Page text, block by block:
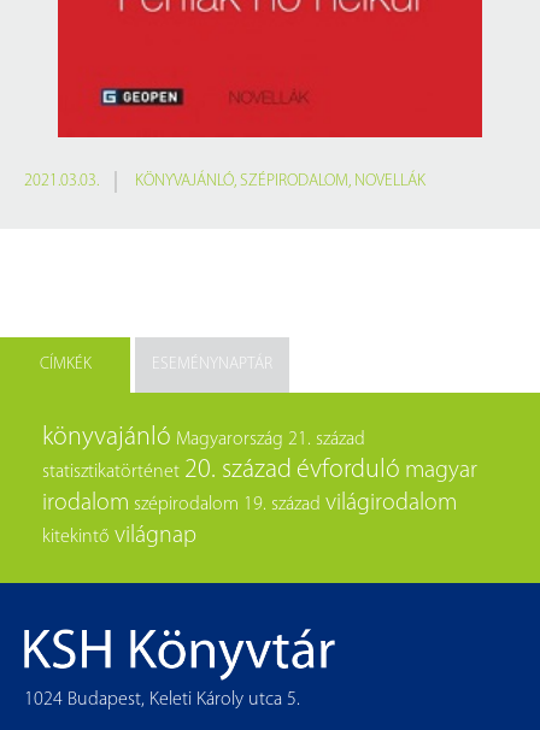
2021.03.03. KÖNYVAJÁNLÓ, SZÉPIRODALOM, NOVELLÁK
CÍMKÉK ESEMÉNYNAPTÁR
könyvajánló Magyarország 21. század
statisztikatörténet 20. század évforduló magyar
irodalom szépirodalom 19. század világirodalom
kitekintő világnap
1024 Budapest, Keleti Károly utca 5.